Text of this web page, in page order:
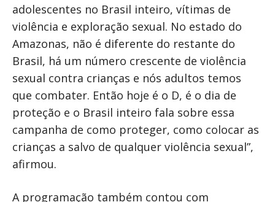
adolescentes no Brasil inteiro, vítimas de
violência e exploração sexual. No estado do
Amazonas, não é diferente do restante do
Brasil, há um número crescente de violência
sexual contra crianças e nós adultos temos
que combater. Então hoje é o D, é o dia de
proteção e o Brasil inteiro fala sobre essa
campanha de como proteger, como colocar as
crianças a salvo de qualquer violência sexual”,
afirmou.
A programação também contou com